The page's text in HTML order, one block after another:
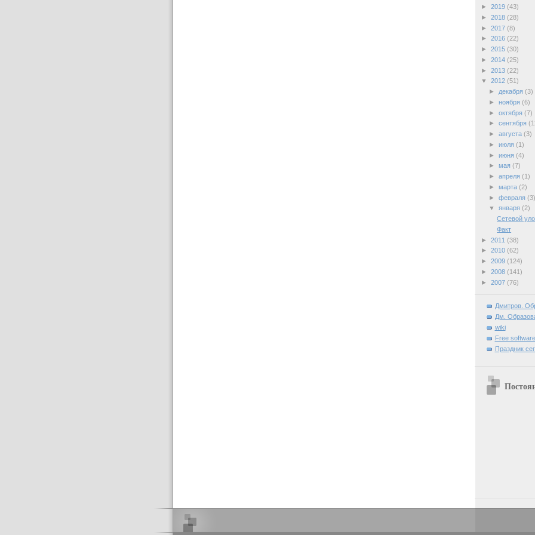
► 2019 (43)
► 2018 (28)
► 2017 (8)
► 2016 (22)
► 2015 (30)
► 2014 (25)
► 2013 (22)
▼ 2012 (51)
►
декабря (3)
► ноября (6)
► октября (7)
► сентября
► августа (3)
► июля (1)
► июня (4)
► мая (7)
► апреля (1)
► марта (2)
► февраля (3)
▼ января (2)
Сетевой
Факт
► 2011 (38)
► 2010 (62)
► 2009 (124)
► 2008 (141)
► 2007 (76)
Дмитров.
Дм.
wiki
Free
Праздник